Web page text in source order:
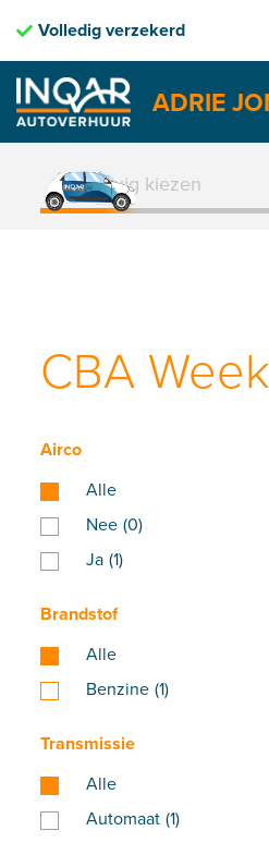
ADRIE
Skip
content1. Voertuig kiezen
CBA
Airco
Alle
Nee (0)
Ja (1)
Brandstof
Alle
Benzine (1)
Transmissie
Alle
Automaat (1)